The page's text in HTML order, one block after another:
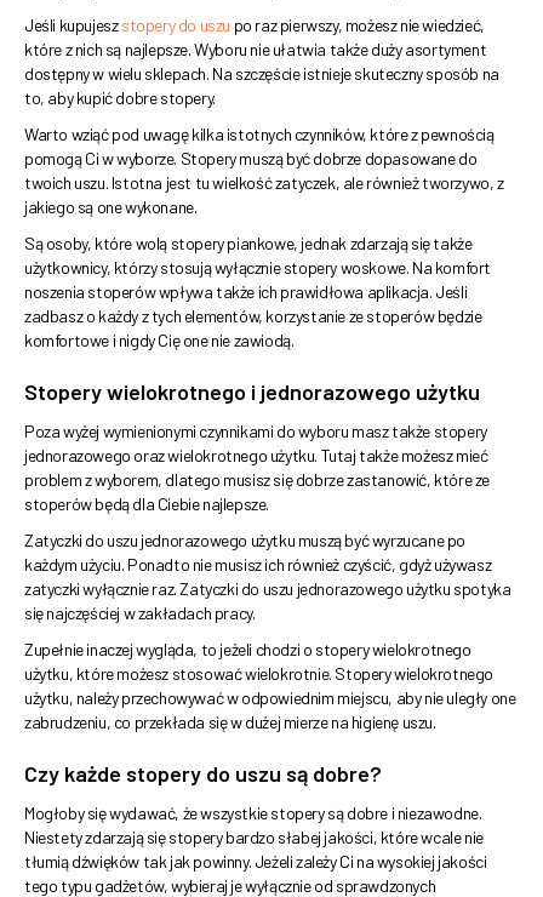
Jeśli kupujeszstopery do uszu po raz pierwszy, możesz nie wiedzieć,
które z nich są najlepsze. Wyboru nie ułatwia także duży asortyment
dostępny w wielu sklepach. Na szczęście istnieje skuteczny sposób na
to, aby kupić dobre stopery.
Warto wziąć pod uwagę kilka istotnych czynników, które z pewnością
pomogą Ci w wyborze. Stopery muszą być dobrze dopasowane do
twoich uszu. Istotna jest tu wielkość zatyczek, ale również tworzywo, z
jakiego są one wykonane.
Są osoby, które wolą stopery piankowe, jednak zdarzają się także
użytkownicy, którzy stosują wyłącznie stopery woskowe. Na komfort
noszenia stoperów wpływa także ich prawidłowa aplikacja. Jeśli
zadbasz o każdy z tych elementów, korzystanie ze stoperów będzie
komfortowe i nigdy Cię one nie zawiodą.
Stopery wielokrotnego i jednorazowego użytku
Poza wyżej wymienionymi czynnikami do wyboru masz także stopery
jednorazowego oraz wielokrotnego użytku. Tutaj także możesz mieć
problem z wyborem, dlatego musisz się dobrze zastanowić, które ze
stoperów będą dla Ciebie najlepsze.
Zatyczki do uszu jednorazowego użytku muszą być wyrzucane po
każdym użyciu. Ponadto nie musisz ich również czyścić, gdyż używasz
zatyczki wyłącznie raz. Zatyczki do uszu jednorazowego użytku spotyka
się najczęściej w zakładach pracy.
Zupełnie inaczej wygląda, to jeżeli chodzi o stopery wielokrotnego
użytku, które możesz stosować wielokrotnie. Stopery wielokrotnego
użytku, należy przechowywać w odpowiednim miejscu, aby nie uległy one
zabrudzeniu, co przekłada się w dużej mierze na higienę uszu.
Czy każde stopery do uszu są dobre?
Mogłoby się wydawać, że wszystkie stopery są dobre i niezawodne.
Niestety zdarzają się stopery bardzo słabej jakości, które wcale nie
tłumią dźwięków tak jak powinny. Jeżeli zależy Ci na wysokiej jakości
tego typu gadżetów, wybieraj je wyłącznie od sprawdzonych